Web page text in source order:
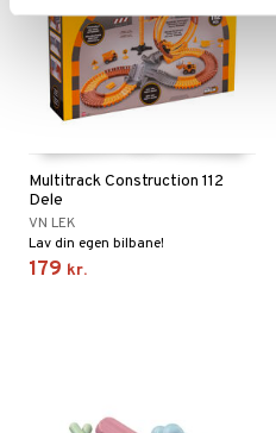
Multitrack Construction 112
Dele
VN LEK
Lav din egen bilbane!
179 kr.